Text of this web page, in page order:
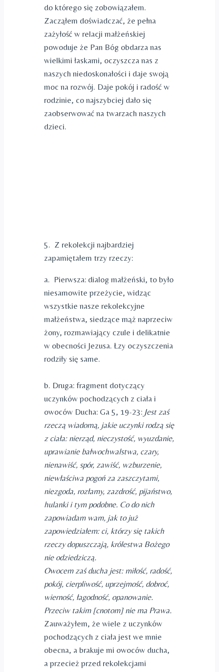
do którego się zobowiązałem.
Zacząłem doświadczać, że pełna
zażyłość w relacji małżeńskiej
powoduje że Pan Bóg obdarza nas
wielkimi łaskami, oczyszcza nas z
naszych niedoskonałości i daje swoją
moc na rozwój. Daje pokój i radość w
rodzinie, co najszybciej dało się
zaobserwować na twarzach naszych
dzieci.
5. Z rekolekcji najbardziej
zapamiętałem trzy rzeczy:
a. Pierwsza: dialog małżeński, to było
niesamowite przeżycie, widząc
wszystkie nasze rekolekcyjne
małżeństwa, siedzące mąż naprzeciw
żony, rozmawiający czule i delikatnie
w obecności Jezusa. Łzy oczyszczenia
rodziły się same.
b. Druga: fragment dotyczący
uczynków pochodzących z ciała i
owoców Ducha: Ga 5, 19-23: Jest zaś
rzeczą wiadomą, jakie uczynki rodzą się
z ciała: nierząd, nieczystość, wyuzdanie,
uprawianie bałwochwalstwa, czary,
nienawiść, spór, zawiść, wzburzenie,
niewłaściwa pogoń za zaszczytami,
niezgoda, rozłamy, zazdrość, pijaństwo,
hulanki i tym podobne. Co do nich
zapowiadam wam, jak to już
zapowiedziałem: ci, którzy się takich
rzeczy dopuszczają, królestwa Bożego
nie odziedziczą.
Owocem zaś ducha jest: miłość, radość,
pokój, cierpliwość, uprzejmość, dobroć,
wierność, łagodność, opanowanie.
Przeciw takim [cnotom] nie ma Prawa.
Zauważyłem, że wiele z uczynków
pochodzących z ciała jest we mnie
obecna, a brakuje mi owoców ducha,
a przecież przed rekolekcjami